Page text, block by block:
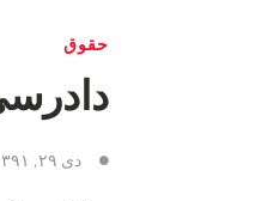
حقوق
دی ۲۹, ۱۳۹۱